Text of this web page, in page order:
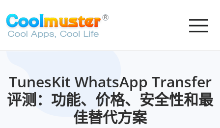
TunesKit WhatsApp Transfer
评测：功能、价格、安全性和最
佳替代方案